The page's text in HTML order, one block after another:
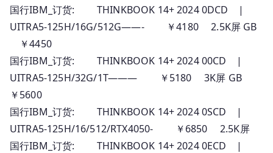
国行IBM_订货: THINKBOOK 14+ 2024 0DCD |
UITRA5-125H/16G/512G——- ￥4180 2.5K屏 GB
￥4450
国行IBM_订货: THINKBOOK 14+ 2024 00CD |
UITRA5-125H/32G/1T——— ￥5180 3K屏 GB
￥5600
国行IBM_订货: THINKBOOK 14+ 2024 0SCD |
UITRA5-125H/16/512/RTX4050- ￥6850 2.5K屏
国行IBM_订货: THINKBOOK 14+ 2024 0ECD |